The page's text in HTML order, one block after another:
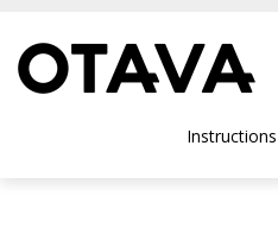
Instructions